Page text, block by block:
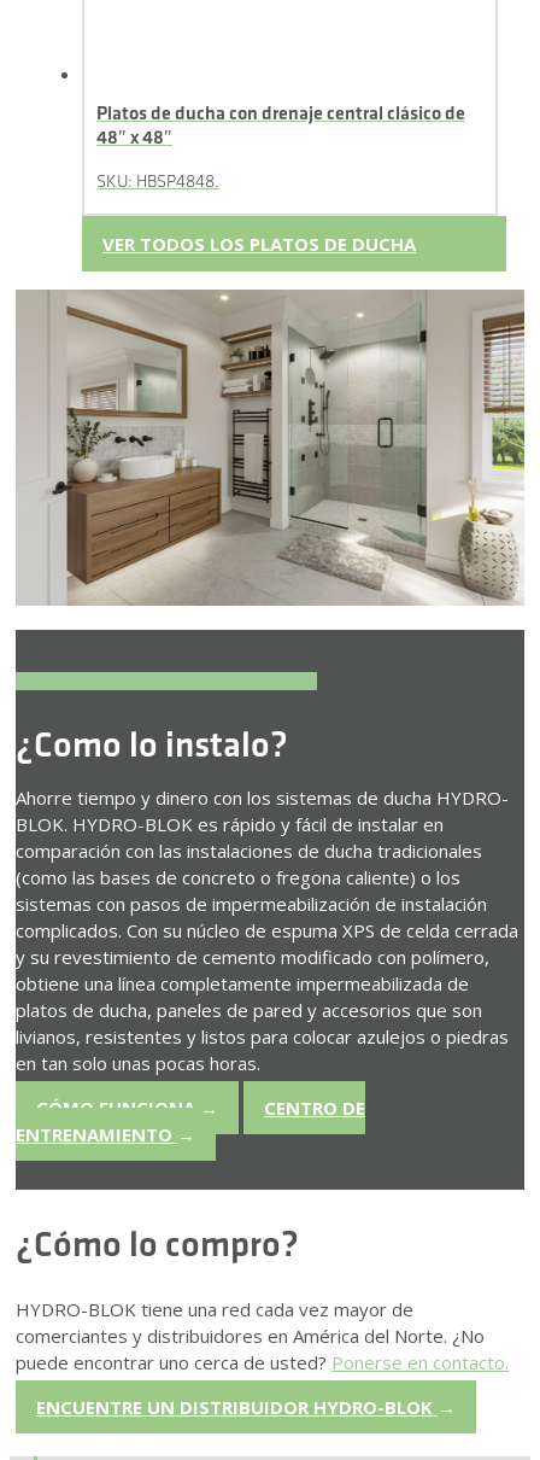
Platos de ducha con drenaje central clásico de
48″ x 48″
SKU: HBSP4848.
VER TODOS LOS PLATOS DE DUCHA
¿Como lo instalo?
Ahorre tiempo y dinero con los sistemas de ducha HYDRO-
BLOK. HYDRO-BLOK es rápido y fácil de instalar en
comparación con las instalaciones de ducha tradicionales
(como las bases de concreto o fregona caliente) o los
sistemas con pasos de impermeabilización de instalación
complicados. Con su núcleo de espuma XPS de celda cerrada
y su revestimiento de cemento modificado con polímero,
obtiene una línea completamente impermeabilizada de
platos de ducha, paneles de pared y accesorios que son
livianos, resistentes y listos para colocar azulejos o piedras
en tan solo unas pocas horas.
CÓMO FUNCIONA →
CENTRO DE
ENTRENAMIENTO →
¿Cómo lo compro?
HYDRO-BLOK tiene una red cada vez mayor de
comerciantes y distribuidores en América del Norte. ¿No
puede encontrar uno cerca de usted? Ponerse en contacto.
ENCUENTRE UN DISTRIBUIDOR HYDRO-BLOK →